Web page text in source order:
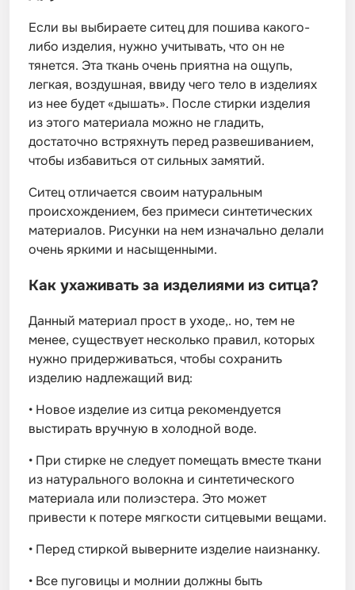
Если вы выбираете ситец для пошива какого-
либо изделия, нужно учитывать, что он не
тянется. Эта ткань очень приятна на ощупь,
легкая, воздушная, ввиду чего тело в изделиях
из нее будет «дышать». После стирки изделия
из этого материала можно не гладить,
достаточно встряхнуть перед развешиванием,
чтобы избавиться от сильных замятий.
Ситец отличается своим натуральным
происхождением, без примеси синтетических
материалов. Рисунки на нем изначально делали
очень яркими и насыщенными.
Как ухаживать за изделиями из ситца?
Данный материал прост в уходе,. но, тем не
менее, существует несколько правил, которых
нужно придерживаться, чтобы сохранить
изделию надлежащий вид:
• Новое изделие из ситца рекомендуется
выстирать вручную в холодной воде.
• При стирке не следует помещать вместе ткани
из натурального волокна и синтетического
материала или полиэстера. Это может
привести к потере мягкости ситцевыми вещами.
• Перед стиркой выверните изделие наизнанку.
• Все пуговицы и молнии должны быть